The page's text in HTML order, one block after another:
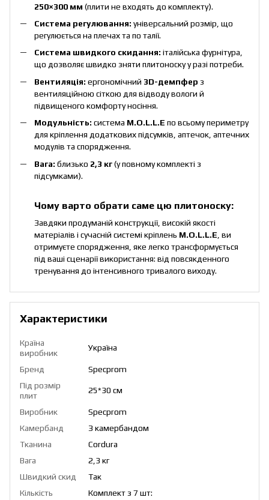
250×300 мм (плити не входять до комплекту).
Система регулювання: універсальний розмір, що
регулюється на плечах та по талії.
Система швидкого скидання: італійська фурнітура,
що дозволяє швидко зняти плитоноску у разі потреби.
Вентиляція: ергономічний 3D-демпфер з
вентиляційною сіткою для відводу вологи й
підвищеного комфорту носіння.
Модульність: система M.O.L.L.E по всьому периметру
для кріплення додаткових підсумків, аптечок, аптечних
модулів та спорядження.
Вага: близько 2,3 кг(у повному комплекті з
підсумками).
Чому варто обрати саме цю плитоноску:
Завдяки продуманій конструкції, високій якості
матеріалів і сучасній системі кріплень M.O.L.L.E, ви
отримуєте спорядження, яке легко трансформується
під ваші сценарії використання: від повсякденного
тренування до інтенсивного тривалого виходу.
Характеристики
Країна
виробник
Україна
Бренд
Specprom
Під розмір
плит
25*30 см
Виробник
Specprom
Камербанд
З камербандом
Тканина
Cordura
Вага
2,3 кг
Швидкий скид
Так
Кількість
Комплект з 7 шт: